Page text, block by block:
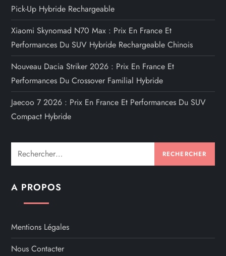
Pick-Up Hybride Rechargeable
Xiaomi Skynomad N70 Max : Prix En France Et
Performances Du SUV Hybride Rechargeable Chinois
Nouveau Dacia Striker 2026 : Prix En France Et
Performances Du Crossover Familial Hybride
Jaecoo 7 2026 : Prix En France Et Performances Du SUV
Compact Hybride
Rechercher :
A PROPOS
Mentions Légales
Nous Contacter